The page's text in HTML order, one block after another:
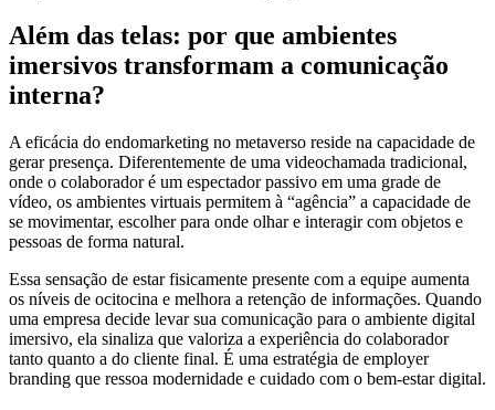
Além das telas: por que ambientes
imersivos transformam a comunicação
interna?
A eficácia do endomarketing no metaverso reside na capacidade de
gerar presença. Diferentemente de uma videochamada tradicional,
onde o colaborador é um espectador passivo em uma grade de
vídeo, os ambientes virtuais permitem à “agência” a capacidade de
se movimentar, escolher para onde olhar e interagir com objetos e
pessoas de forma natural.
Essa sensação de estar fisicamente presente com a equipe aumenta
os níveis de ocitocina e melhora a retenção de informações. Quando
uma empresa decide levar sua comunicação para o ambiente digital
imersivo, ela sinaliza que valoriza a experiência do colaborador
tanto quanto a do cliente final. É uma estratégia de employer
branding que ressoa modernidade e cuidado com o bem-estar digital.